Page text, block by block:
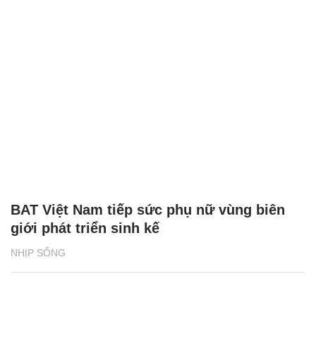
NHỊP SỐNG
BAT Việt Nam tiếp sức phụ nữ vùng biên
giới phát triển sinh kế